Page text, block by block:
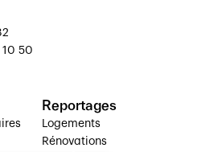
10 50
Reportages
Logements
Rénovations